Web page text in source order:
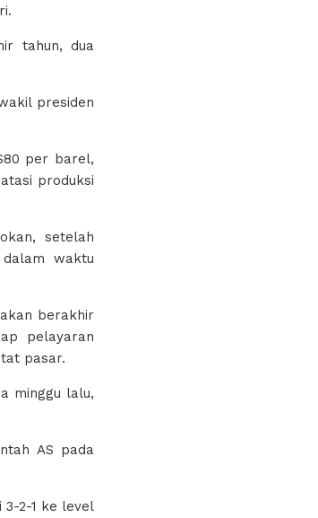
tahun, dua
presiden
per barel,
produksi
setelah
waktu
berakhir
pelayaran
pasar.
minggu lalu,
AS pada
3-2-1 ke level